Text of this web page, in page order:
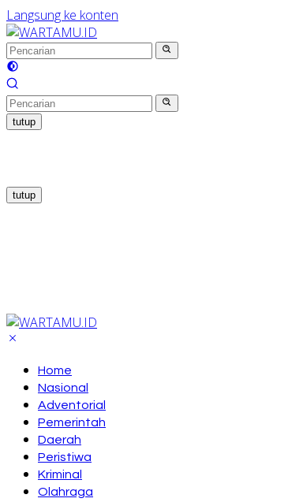
Langsung ke konten
tutup
tutup
Home
Nasional
Adventorial
Pemerintah
Daerah
Peristiwa
Kriminal
Olahraga